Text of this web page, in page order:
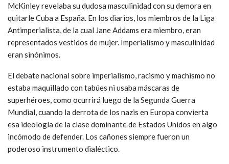
McKinley revelaba su dudosa masculinidad con su demora en
quitarle Cuba a España. En los diarios, los miembros de la Liga
Antimperialista, de la cual Jane Addams era miembro, eran
representados vestidos de mujer. Imperialismo y masculinidad
eran sinónimos.
El debate nacional sobre imperialismo, racismo y machismo no
estaba maquillado con tabúes ni usaba máscaras de
superhéroes, como ocurrirá luego de la Segunda Guerra
Mundial, cuando la derrota de los nazis en Europa convierta
esa ideología de la clase dominante de Estados Unidos en algo
incómodo de defender. Los cañones siempre fueron un
poderoso instrumento dialéctico.